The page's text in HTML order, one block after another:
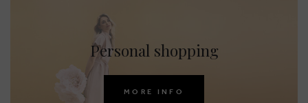
Personal shopping
MORE INFO